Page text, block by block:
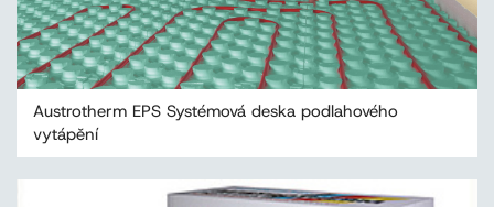
Austrotherm EPS Systémová deska podlahového
vytápění